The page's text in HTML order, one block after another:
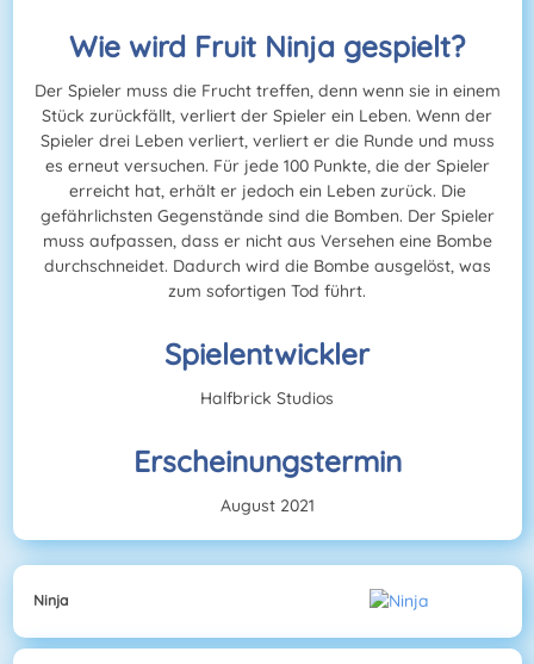
Wie wird Fruit Ninja gespielt?
Der Spieler muss die Frucht treffen, denn wenn sie in einem
Stück zurückfällt, verliert der Spieler ein Leben. Wenn der
Spieler drei Leben verliert, verliert er die Runde und muss
es erneut versuchen. Für jede 100 Punkte, die der Spieler
erreicht hat, erhält er jedoch ein Leben zurück. Die
gefährlichsten Gegenstände sind die Bomben. Der Spieler
muss aufpassen, dass er nicht aus Versehen eine Bombe
durchschneidet. Dadurch wird die Bombe ausgelöst, was
zum sofortigen Tod führt.
Spielentwickler
Halfbrick Studios
Erscheinungstermin
August 2021
Ninja